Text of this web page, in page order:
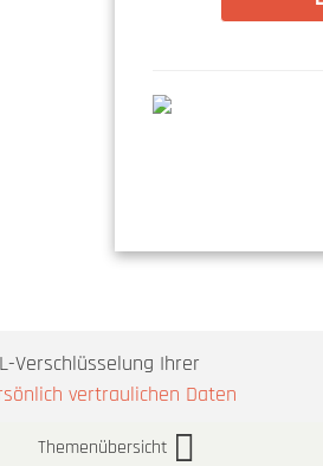
Verschlüsselung Ihrer
vertraulichen Daten
Themenübersicht